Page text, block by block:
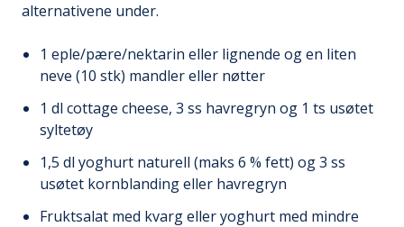
alternativene under.
1 eple/pære/nektarin eller lignende og en liten
neve (10 stk) mandler eller nøtter
1 dl cottage cheese, 3 ss havregryn og 1 ts usøtet
syltetøy
1,5 dl yoghurt naturell (maks 6 % fett) og 3 ss
usøtet kornblanding eller havregryn
Fruktsalat med kvarg eller yoghurt med mindre